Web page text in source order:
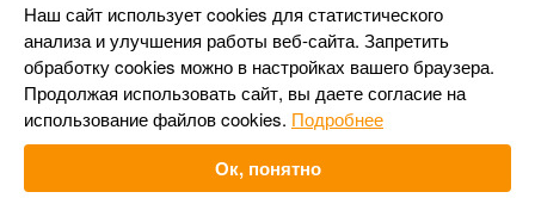
© АО «МОСГАЗ», 2026. При использовании материалов
ссылка на сайт обязательна.
Разработка и поддержка —Upriver
Наш сайт использует cookies для статистического
анализа и улучшения работы веб-сайта. Запретить
обработку cookies можно в настройках вашего браузера.
Продолжая использовать сайт, вы даете согласие на
использование файлов cookies. Подробнее
Ок, понятно